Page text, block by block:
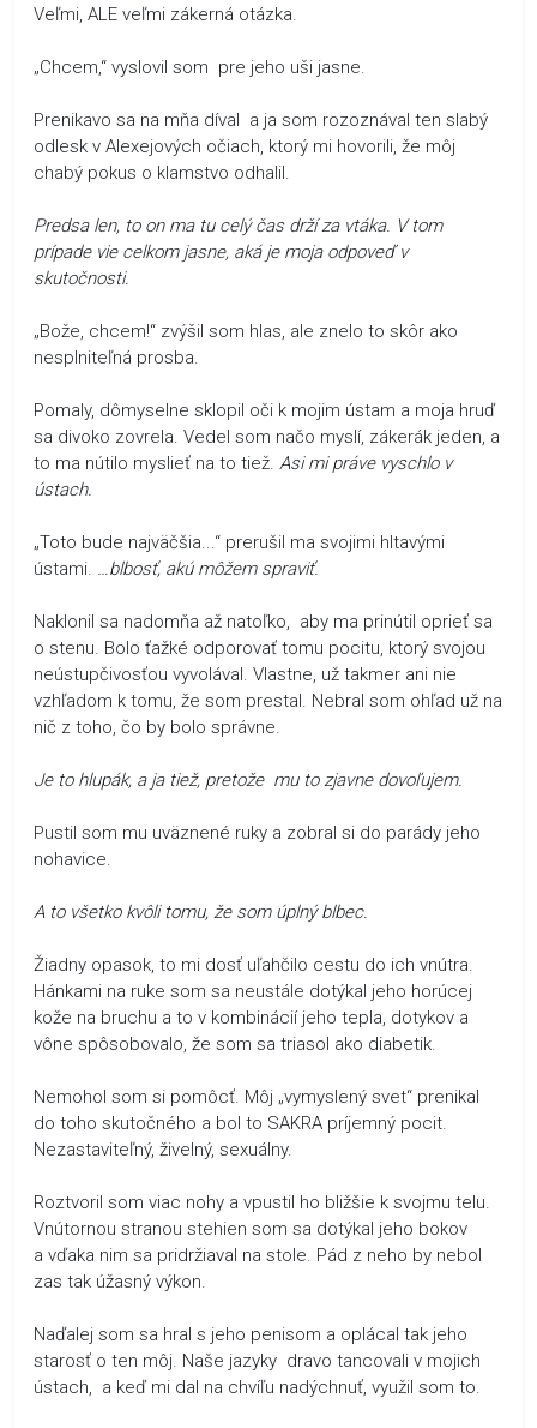
Veľmi, ALE veľmi zákerná otázka.
„Chcem,“ vyslovil som pre jeho uši jasne.
Prenikavo sa na mňa díval a ja som rozoznával ten slabý
odlesk v Alexejových očiach, ktorý mi hovorili, že môj
chabý pokus o klamstvo odhalil.
Predsa len, to on ma tu celý čas drží za vtáka. V tom
prípade vie celkom jasne, aká je moja odpoveď v
skutočnosti.
„Bože, chcem!“ zvýšil som hlas, ale znelo to skôr ako
nesplniteľná prosba.
Pomaly, dômyselne sklopil oči k mojim ústam a moja hruď
sa divoko zovrela. Vedel som načo myslí, zákerák jeden, a
to ma nútilo myslieť na to tiež. Asi mi práve vyschlo v
ústach.
„Toto bude najväčšia...“ prerušil ma svojimi hltavými
ústami. …blbosť, akú môžem spraviť.
Naklonil sa nadomňa až natoľko, aby ma prinútil oprieť sa
o stenu. Bolo ťažké odporovať tomu pocitu, ktorý svojou
neústupčivosťou vyvolával. Vlastne, už takmer ani nie
vzhľadom k tomu, že som prestal. Nebral som ohľad už na
nič z toho, čo by bolo správne.
Je to hlupák, a ja tiež, pretože mu to zjavne dovoľujem.
Pustil som mu uväznené ruky a zobral si do parády jeho
nohavice.
A to všetko kvôli tomu, že som úplný blbec.
Žiadny opasok, to mi dosť uľahčilo cestu do ich vnútra.
Hánkami na ruke som sa neustále dotýkal jeho horúcej
kože na bruchu a to v kombinácií jeho tepla, dotykov a
vône spôsobovalo, že som sa triasol ako diabetik.
Nemohol som si pomôcť. Môj „vymyslený svet“ prenikal
do toho skutočného a bol to SAKRA príjemný pocit.
Nezastaviteľný, živelný, sexuálny.
Roztvoril som viac nohy a vpustil ho bližšie k svojmu telu.
Vnútornou stranou stehien som sa dotýkal jeho bokov
a vďaka nim sa pridržiaval na stole. Pád z neho by nebol
zas tak úžasný výkon.
Naďalej som sa hral s jeho penisom a oplácal tak jeho
starosť o ten môj. Naše jazyky dravo tancovali v mojich
ústach, a keď mi dal na chvíľu nadýchnuť, využil som to.